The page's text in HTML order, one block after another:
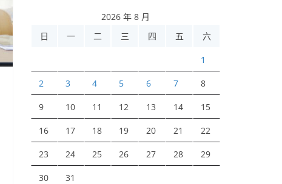
2026 年 8 月
日
一 二 三 四 五 六
1
2 3 4 5 6 7 8
9 10 11 12 13 14 15
16 17 18 19 20 21 22
23 24 25 26 27 28 29
30 31